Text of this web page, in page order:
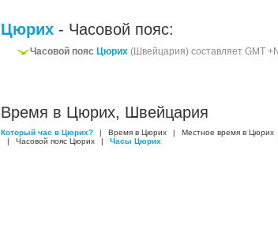
Цюрих - Часовой пояс:
Часовой пояс Цюрих (Швейцария) составляет GMT
Время в Цюрих, Швейцария
Который час в Цюрих? | Время в Цюрих | Местное время в Цюрих
|
Часовой пояс Цюрих | Часы Цюрих